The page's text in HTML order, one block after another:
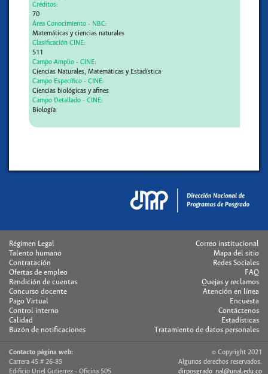
Créditos:
70
Área Conocimiento - NBC:
Matemáticas y ciencias naturales
Clasificación CINE:
511
Campo Amplio - CINE:
Ciencias Naturales, Matemáticas y Estadística
Campo Específico - CINE:
Ciencias biológicas y afines
Campo Detallado - CINE:
Biología
Régimen Legal
Talento humano
Contratación
Ofertas de empleo
Rendición de cuentas
Concurso docente
Pago Virtual
Control interno
Calidad
Buzón de notificaciones
Correo institucional
Mapa del sitio
Redes Sociales
FAQ
Quejas y reclamos
Atención en línea
Encuesta
Contáctenos
Estadísticas
Tratamiento de datos personales
Contacto página web:
Carrera 45 # 26-85
Edificio Uriel Gutierrez - Oficina 505
© Copyright 2021
Algunos derechos reservados.
dirposgrado_nal@unal.edu.co